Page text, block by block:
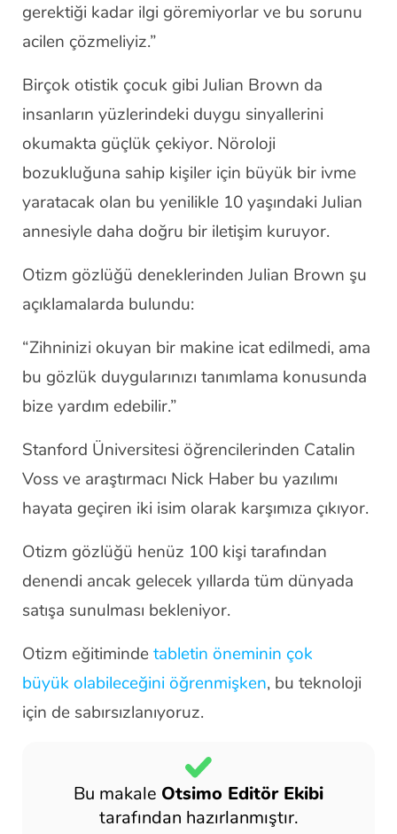
gerektiği kadar ilgi göremiyorlar ve bu sorunu
acilen çözmeliyiz.”
Birçok otistik çocuk gibi Julian Brown da
insanların yüzlerindeki duygu sinyallerini
okumakta güçlük çekiyor. Nöroloji
bozukluğuna sahip kişiler için büyük bir ivme
yaratacak olan bu yenilikle 10 yaşındaki Julian
annesiyle daha doğru bir iletişim kuruyor.
Otizm gözlüğü deneklerinden Julian Brown şu
açıklamalarda bulundu:
“Zihninizi okuyan bir makine icat edilmedi, ama
bu gözlük duygularınızı tanımlama konusunda
bize yardım edebilir.”
Stanford Üniversitesi öğrencilerinden Catalin
Voss ve araştırmacı Nick Haber bu yazılımı
hayata geçiren iki isim olarak karşımıza çıkıyor.
Otizm gözlüğü henüz 100 kişi tarafından
denendi ancak gelecek yıllarda tüm dünyada
satışa sunulması bekleniyor.
Otizm eğitimindetabletin öneminin çok
büyük olabileceğini öğrenmişken, bu teknoloji
için de sabırsızlanıyoruz.
Bu makale Otsimo Editör Ekibi
tarafından hazırlanmıştır.